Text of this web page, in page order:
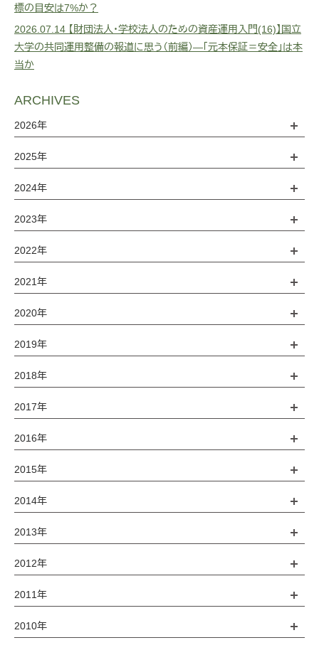
標の目安は7%か？
2026.07.14 【財団法人・学校法人のための資産運用入門(16)】国立
大学の共同運用整備の報道に思う（前編）―「元本保証＝安全」は本
当か
ARCHIVES
2026年
2025年
2024年
2023年
2022年
2021年
2020年
2019年
2018年
2017年
2016年
2015年
2014年
2013年
2012年
2011年
2010年